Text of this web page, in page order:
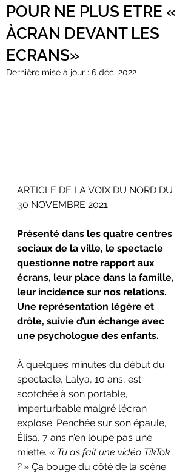
POUR NE PLUS ETRE «
ÀCRAN DEVANT LES
ECRANS»
Dernière mise à jour : 6 déc. 2022
ARTICLE DE LA VOIX DU NORD DU
30 NOVEMBRE 2021
Présenté dans les quatre centres
sociaux de la ville, le spectacle
questionne notre rapport aux
écrans, leur place dans la famille,
leur incidence sur nos relations.
Une représentation légère et
drôle, suivie d’un échange avec
une psychologue des enfants.
À quelques minutes du début du
spectacle, Lalya, 10 ans, est
scotchée à son portable,
imperturbable malgré l’écran
explosé. Penchée sur son épaule,
Élisa, 7 ans n’en loupe pas une
miette. « Tu as fait une vidéo TikTok
? » Ça bouge du côté de la scène